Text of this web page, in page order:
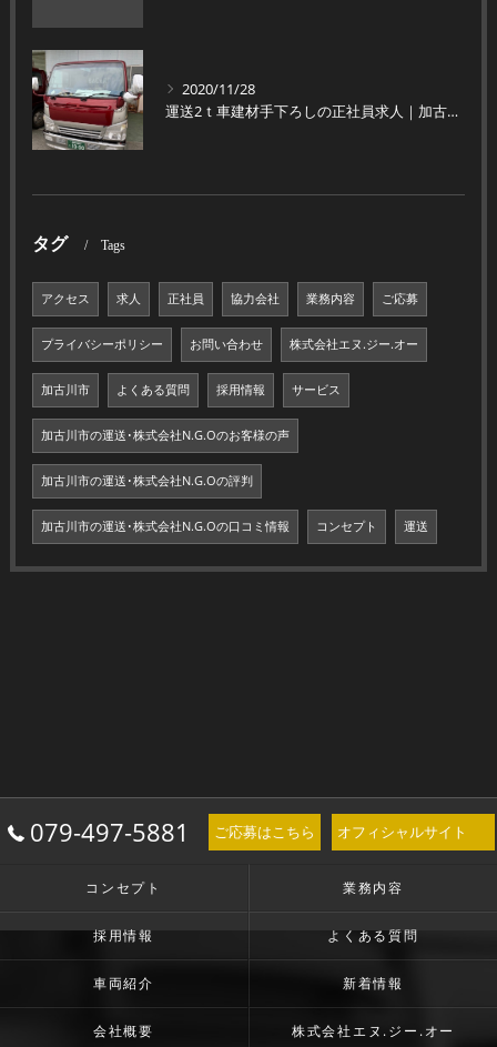
2020/11/28
運送2ｔ車建材手下ろしの正社員求人｜加古川市の株式会社N.G.O
タグ Tags
アクセス 求人 正社員 協力会社 業務内容 ご応募
プライバシーポリシー お問い合わせ 株式会社エヌ.ジー.オー
加古川市 よくある質問 採用情報 サービス
加古川市の運送･株式会社N.G.Oのお客様の声
加古川市の運送･株式会社N.G.Oの評判
加古川市の運送･株式会社N.G.Oの口コミ情報 コンセプト 運送
079-497-5881 ご応募はこちら オフィシャルサイト
コンセプト 業務内容
採用情報 よくある質問
車両紹介 新着情報
会社概要 株式会社エヌ.ジー.オー